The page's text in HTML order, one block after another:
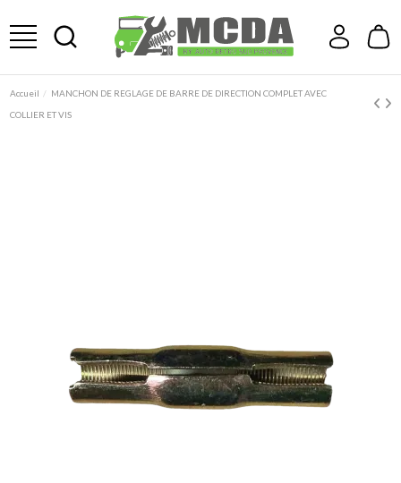
Accueil
MANCHON DE REGLAGE DE BARRE DE DIRECTION COMPLET AVEC
COLLIER ET VIS